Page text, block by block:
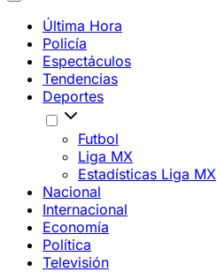
Última Hora
Policía
Espectáculos
Tendencias
Deportes
Futbol
Liga MX
Estadísticas Liga MX
Nacional
Internacional
Economía
Política
Televisión